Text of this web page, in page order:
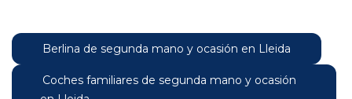
Berlina de segunda mano y ocasión en Lleida
Coches familiares de segunda mano y ocasión